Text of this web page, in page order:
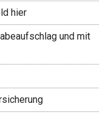
hier
und mit